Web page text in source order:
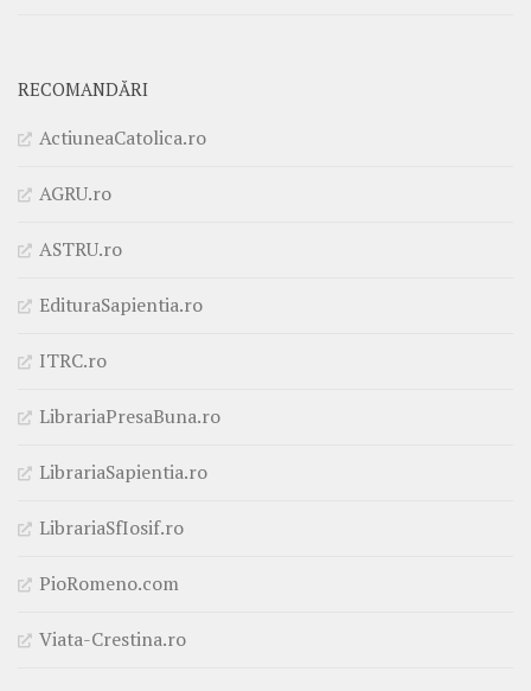
RECOMANDĂRI
ActiuneaCatolica.ro
AGRU.ro
ASTRU.ro
EdituraSapientia.ro
ITRC.ro
LibrariaPresaBuna.ro
LibrariaSapientia.ro
LibrariaSfIosif.ro
PioRomeno.com
Viata-Crestina.ro